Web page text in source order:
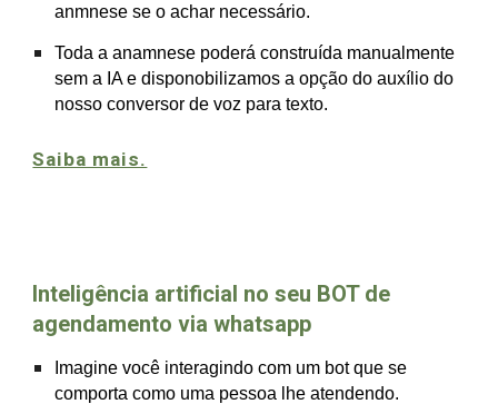
anmnese se o achar necessário.
Toda a anamnese poderá construída manualmente
sem a IA e disponobilizamos a opção do auxílio do
nosso conversor de voz para texto.
Saiba mais.
Inteligência artificial no seu BOT de
agendamento via whatsapp
Imagine você interagindo com um bot que se
comporta como uma pessoa lhe atendendo.